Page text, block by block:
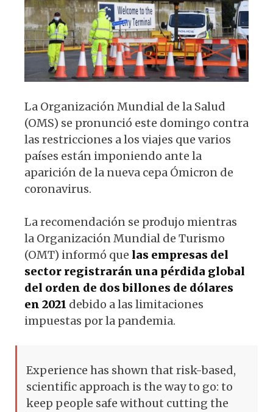
p
o
k
La Organización Mundial de la Salud
(OMS) se pronunció este domingo contra
las restricciones a los viajes que varios
países están imponiendo ante la
aparición de la nueva cepa Ómicron de
coronavirus.
La recomendación se produjo mientras
la Organización Mundial de Turismo
(OMT) informó que las empresas del
sector registrarán una pérdida global
del orden de dos billones de dólares
en 2021 debido a las limitaciones
impuestas por la pandemia.
Experience has shown that risk-based,
scientific approach is the way to go: to
keep people safe without cutting the